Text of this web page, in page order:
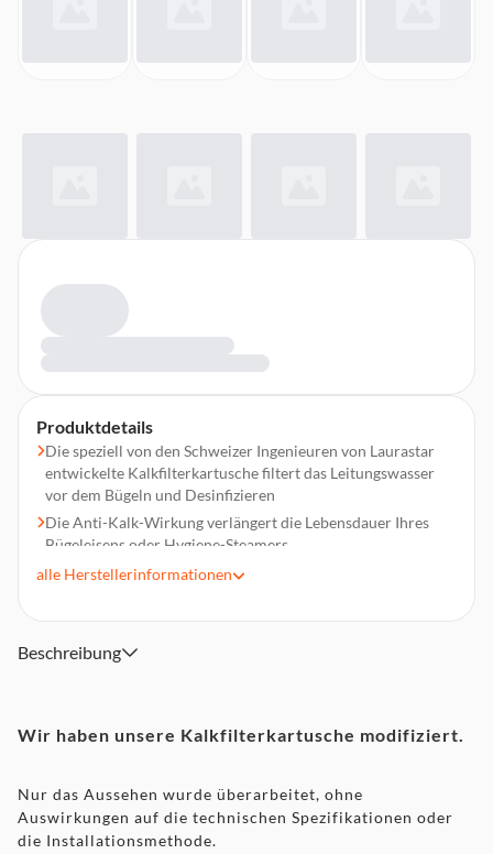
Produktdetails
Die speziell von den Schweizer Ingenieuren von Laurastar
entwickelte Kalkfilterkartusche filtert das Leitungswasser
vor dem Bügeln und Desinfizieren
Die Anti-Kalk-Wirkung verlängert die Lebensdauer Ihres
Bügeleisens oder Hygiene-Steamers
Die Salzschutzwirkung verbessert die Dampfqualität
Dampferzeugers instand gehalten
Die Kalkschutzkartusche muss ausgewechselt werden, wenn
alle Herstellerinformationen
Beschreibung
Wir haben unsere Kalkfilterkartusche modifiziert.
Nur das Aussehen wurde überarbeitet, ohne
Auswirkungen auf die technischen Spezifikationen oder
die Installationsmethode.